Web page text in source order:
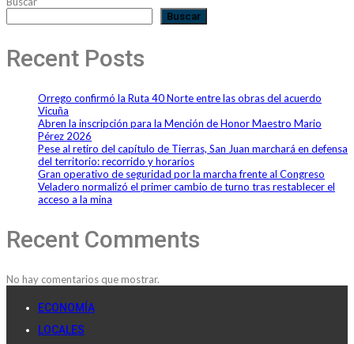
Buscar
Recent Posts
Orrego confirmó la Ruta 40 Norte entre las obras del acuerdo
Vicuña
Abren la inscripción para la Mención de Honor Maestro Mario
Pérez 2026
Pese al retiro del capítulo de Tierras, San Juan marchará en defensa
del territorio: recorrido y horarios
Gran operativo de seguridad por la marcha frente al Congreso
Veladero normalizó el primer cambio de turno tras restablecer el
acceso a la mina
Recent Comments
No hay comentarios que mostrar.
ECONOMÍA
LOCALES